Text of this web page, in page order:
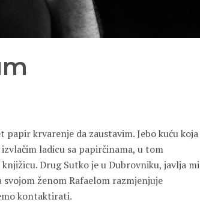
krvarenje da zaustavim. Jebo kuću koja
ladicu sa papirčinama, u tom
Drug Sutko je u Dubrovniku, javlja mi
ženom Rafaelom razmjenjuje
kontaktirati.